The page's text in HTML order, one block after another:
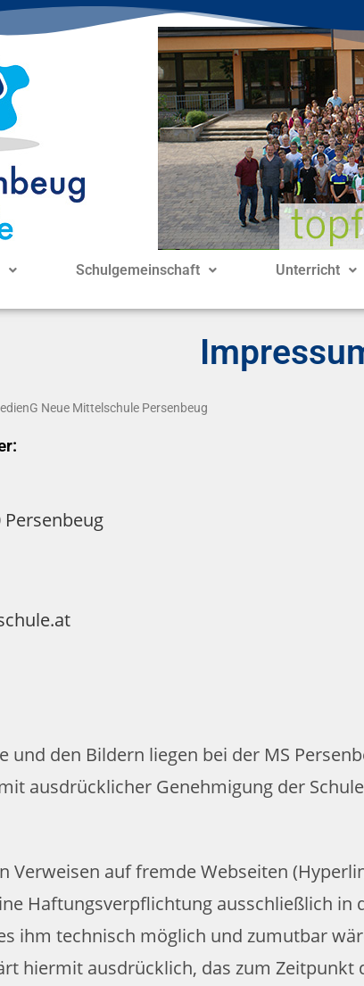
Schulgemeinschaft Unterricht
Neue Mittelschule Persenbeug
und den Bildern liegen bei der MS
ausdrücklicher Genehmigung der
Verweisen auf fremde Webseiten
Haftungsverpflichtung ausschließlich
ihm technisch möglich und zumutbar
hiermit ausdrücklich, das zum Zeitpunkt